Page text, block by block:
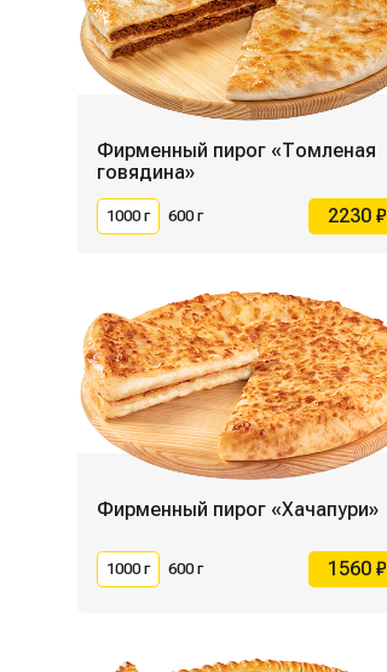
Фирменный пирог «Томленая
говядина»
1000 г 600 г 2230 ₽
Фирменный пирог «Хачапури»
1000 г 600 г 1560 ₽